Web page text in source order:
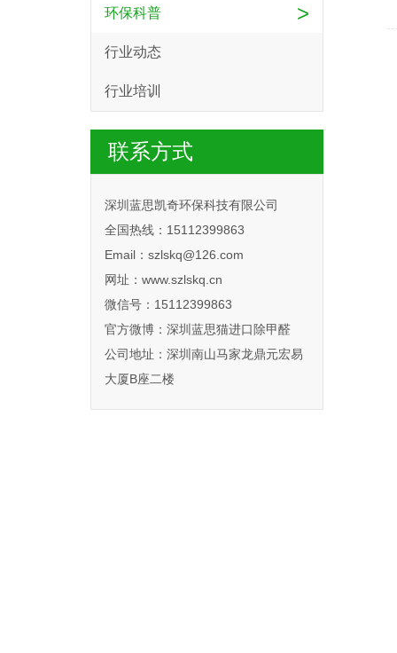
环保科普 >
行业动态
行业培训
联系方式
深圳蓝思凯奇环保科技有限公司
全国热线：15112399863
Email：szlskq@126.com
网址：www.szlskq.cn
微信号：15112399863
官方微博： 深圳蓝思猫进口除甲醛
公司地址：深圳南山马家龙鼎元宏易
大厦B座二楼